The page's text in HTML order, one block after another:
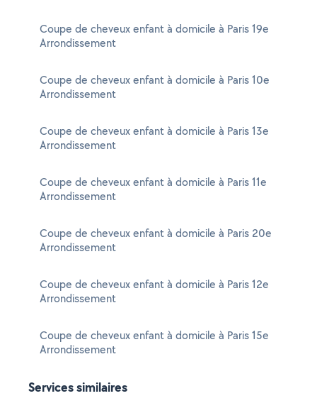
Coupe de cheveux enfant à domicile à Paris 19e
Arrondissement
Coupe de cheveux enfant à domicile à Paris 10e
Arrondissement
Coupe de cheveux enfant à domicile à Paris 13e
Arrondissement
Coupe de cheveux enfant à domicile à Paris 11e
Arrondissement
Coupe de cheveux enfant à domicile à Paris 20e
Arrondissement
Coupe de cheveux enfant à domicile à Paris 12e
Arrondissement
Coupe de cheveux enfant à domicile à Paris 15e
Arrondissement
Services similaires